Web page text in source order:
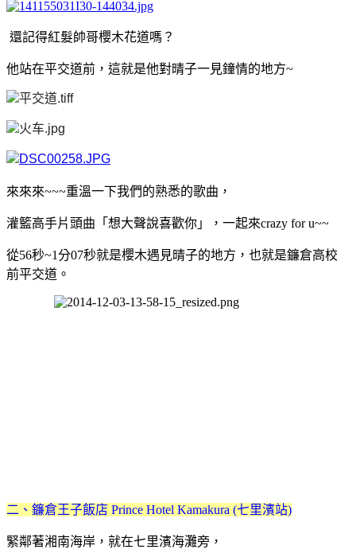
還記得紅髮帥哥櫻木花道嗎？
他站在平交道前，這就是他對晴子一見鐘情的地方~
來來來~~~重溫一下我們的熟悉的歌曲，
灌籃高手片頭曲「想大聲說喜歡你」，一起來crazy for u~~
從56秒~1分07秒就是櫻木遇見晴子的地方， 也就是鐮倉高校
前平交道。
二、鐮倉王子飯店 Prince Hotel Kamakura (七里濱站)
緊鄰著湘南海岸，就在七里濱海灘旁，